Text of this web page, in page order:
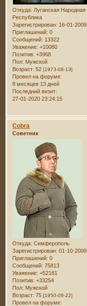
Откуда: Луганская Народная
Республика
Зарегистрирован: 16-01-2009
Приглашений: 0
Сообщений: 13322
Уважение: +10080
Позитив: +3968
Пол: Мужской
Возраст: 52[1973-08-13]
Провел на форуме:
8 месяцев 13 дней
Последний визит:
27-01-2020 23:24:15
Cobra
Советник
Откуда: Симферополь
Зарегистрирован: 01-10-2009
Приглашений: 0
Сообщений: 75813
Уважение: +52181
Позитив: +33254
Пол: Мужской
Возраст: 75[1950-09-22]
Провел на форуме: